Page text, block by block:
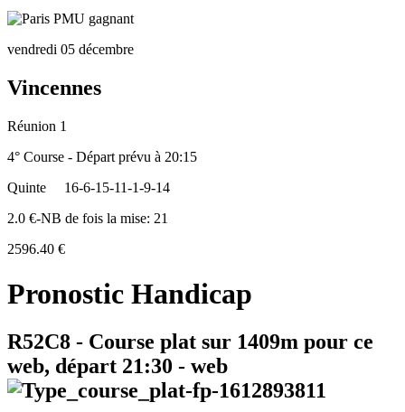
vendredi 05 décembre
Vincennes
Réunion 1
4° Course - Départ prévu à 20:15
Quinte
16-6-15-11-1-9-14
2.0 €-NB de fois la mise: 21
2596.40 €
Pronostic Handicap
R52C8 - Course plat sur 1409m pour ce
web, départ 21:30 - web